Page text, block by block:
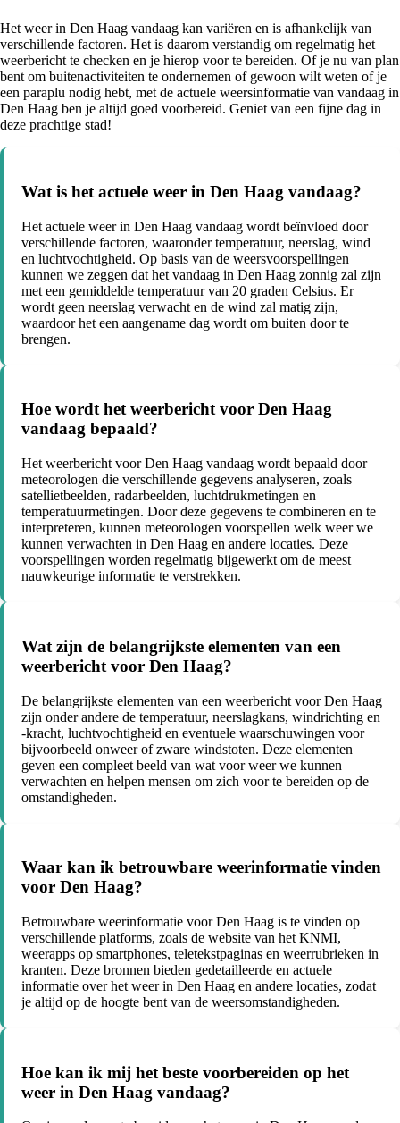
Het weer in Den Haag vandaag kan variëren en is afhankelijk van
verschillende factoren. Het is daarom verstandig om regelmatig het
weerbericht te checken en je hierop voor te bereiden. Of je nu van plan
bent om buitenactiviteiten te ondernemen of gewoon wilt weten of je
een paraplu nodig hebt, met de actuele weersinformatie van vandaag in
Den Haag ben je altijd goed voorbereid. Geniet van een fijne dag in
deze prachtige stad!
Wat is het actuele weer in Den Haag vandaag?
Het actuele weer in Den Haag vandaag wordt beïnvloed door
verschillende factoren, waaronder temperatuur, neerslag, wind
en luchtvochtigheid. Op basis van de weersvoorspellingen
kunnen we zeggen dat het vandaag in Den Haag zonnig zal zijn
met een gemiddelde temperatuur van 20 graden Celsius. Er
wordt geen neerslag verwacht en de wind zal matig zijn,
waardoor het een aangename dag wordt om buiten door te
brengen.
Hoe wordt het weerbericht voor Den Haag
vandaag bepaald?
Het weerbericht voor Den Haag vandaag wordt bepaald door
meteorologen die verschillende gegevens analyseren, zoals
satellietbeelden, radarbeelden, luchtdrukmetingen en
temperatuurmetingen. Door deze gegevens te combineren en te
interpreteren, kunnen meteorologen voorspellen welk weer we
kunnen verwachten in Den Haag en andere locaties. Deze
voorspellingen worden regelmatig bijgewerkt om de meest
nauwkeurige informatie te verstrekken.
Wat zijn de belangrijkste elementen van een
weerbericht voor Den Haag?
De belangrijkste elementen van een weerbericht voor Den Haag
zijn onder andere de temperatuur, neerslagkans, windrichting en
-kracht, luchtvochtigheid en eventuele waarschuwingen voor
bijvoorbeeld onweer of zware windstoten. Deze elementen
geven een compleet beeld van wat voor weer we kunnen
verwachten en helpen mensen om zich voor te bereiden op de
omstandigheden.
Waar kan ik betrouwbare weerinformatie vinden
voor Den Haag?
Betrouwbare weerinformatie voor Den Haag is te vinden op
verschillende platforms, zoals de website van het KNMI,
weerapps op smartphones, teletekstpaginas en weerrubrieken in
kranten. Deze bronnen bieden gedetailleerde en actuele
informatie over het weer in Den Haag en andere locaties, zodat
je altijd op de hoogte bent van de weersomstandigheden.
Hoe kan ik mij het beste voorbereiden op het
weer in Den Haag vandaag?